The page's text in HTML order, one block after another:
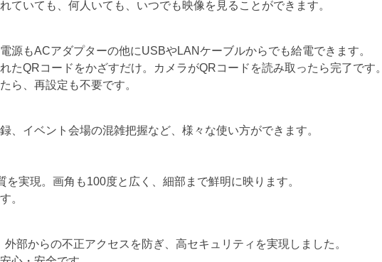
ていても、何人いても、いつでも映像を見ることができます。
源もACアダプターの他にUSBやLANケーブルからでも給電できます。
たQRコードをかざすだけ。カメラがQRコードを読み取ったら完了です。
ら、再設定も不要です。
、イベント会場の混雑把握など、様々な使い方ができます。
実現。画角も100度と広く、細部まで鮮明に映ります。
。
部からの不正アクセスを防ぎ、高セキュリティを実現しました。